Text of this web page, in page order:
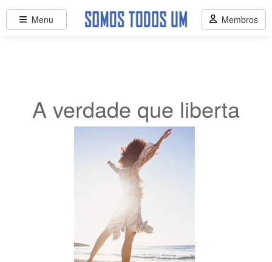
A verdade que liberta
Menu Membros